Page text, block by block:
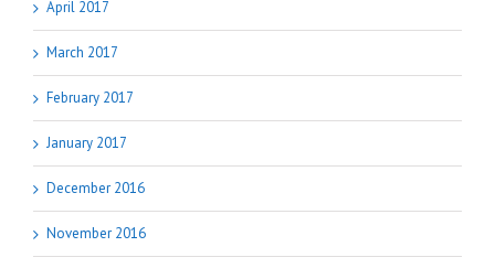
April 2017
March 2017
February 2017
January 2017
December 2016
November 2016